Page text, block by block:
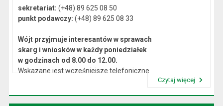
sekretariat: (+48) 89 625 08 50
punkt podawczy: (+48) 89 625 08 33
Wójt przyjmuje interesantów w sprawach
skarg i wniosków w każdy poniedziałek
w godzinach od 8.00 do 12.00.
Wskazane jest wcześniejsze telefoniczne
Czytaj więcej